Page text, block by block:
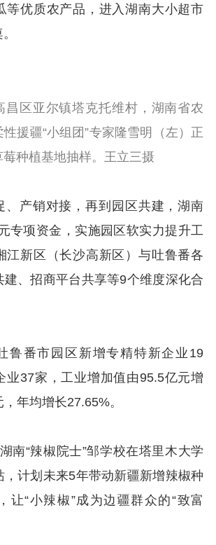
等优质农产品，进入湖南大小超市
昌区亚尔镇塔克托维村，湖南省农
援疆“小组团”专家隆雪明（左）正
种植基地抽样。王立三摄
、产销对接，再到园区共建，湖南
专项资金，实施园区软实力提升工
江新区（长沙高新区）与吐鲁番各
建、招商平台共享等9个维度深化合
鲁番市园区新增专精特新企业19
业37家，工业增加值由95.5亿元增
年均增长27.65%。
南“辣椒院士”邹学校在塔里木大学
，计划未来5年带动新疆新增辣椒种
让“小辣椒”成为边疆群众的“致富